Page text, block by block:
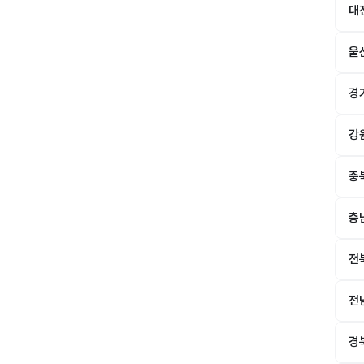
대
울
경
강
충
충
전
전
경